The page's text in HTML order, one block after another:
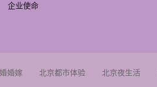
企业使命
婚嫁 北京都市体验 北京夜生活